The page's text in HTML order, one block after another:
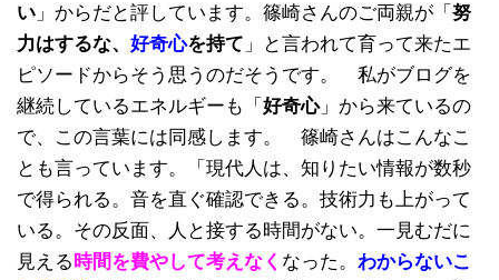
い 」からだと評しています。篠崎さんのご両親が「努
力はするな、 好奇心を持て 」と言われて育って来たエ
ピソードからそう思うのだそうです。 私がブログを
継続しているエネルギーも「 好奇心」から来ているの
で、この言葉には同感します。 篠崎さんはこんなこ
とも言っています。「現代人は、知りたい情報が数秒
で得られる。音を直ぐ確認できる。技術力も上がって
いる。その反面、人と接する時間がない。一見むだに
見える 時間を費やして考えなく なった。 わからないこ